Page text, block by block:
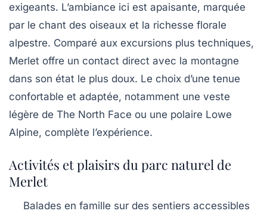
exigeants. L’ambiance ici est apaisante, marquée
par le chant des oiseaux et la richesse florale
alpestre. Comparé aux excursions plus techniques,
Merlet offre un contact direct avec la montagne
dans son état le plus doux. Le choix d’une tenue
confortable et adaptée, notamment une veste
légère de The North Face ou une polaire Lowe
Alpine, complète l’expérience.
Activités et plaisirs du parc naturel de
Merlet
Balades en famille sur des sentiers accessibles